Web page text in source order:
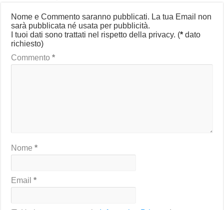
Nome e Commento saranno pubblicati. La tua Email non
sarà pubblicata né usata per pubblicità.
I tuoi dati sono trattati nel rispetto della privacy. (* dato
richiesto)
Commento*
Nome*
Email*